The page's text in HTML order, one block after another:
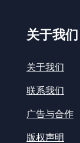
关于我们
关于我们
联系我们
广告与合作
版权声明